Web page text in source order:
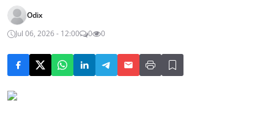
Odix
Jul 06, 2026 - 12:00
0 0